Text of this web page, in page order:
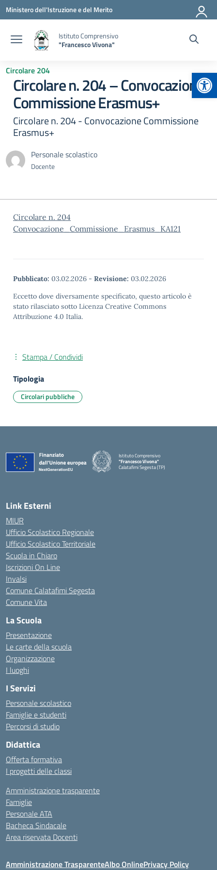
Vai ai contenuti
Vai al menu di navigazione
Vai al footer
Ministero dell'Istruzione e del Merito
Istituto Comprensivo
"Francesco Vivona"
Circolare 204
Circolare n. 204 – Convocazione
Commissione Erasmus+
Circolare n. 204 - Convocazione Commissione
Erasmus+
Personale scolastico
Docente
Circolare n. 204
Convocazione_Commissione_Erasmus_KA121
Pubblicato: 03.02.2026 - Revisione: 03.02.2026
Eccetto dove diversamente specificato, questo articolo è
stato rilasciato sotto Licenza Creative Commons
Attribuzione 4.0 Italia.
Stampa / Condividi
Tipologia
Circolari pubbliche
Istituto Comprensivo
"Francesco Vivona"
Calatafimi Segesta (TP)
— Visita la pagina iniziale della scuola
Link Esterni
MIUR
Ufficio Scolastico Regionale
Ufficio Scolastico Territoriale
Scuola in Chiaro
Iscrizioni On Line
Invalsi
Comune Calatafimi Segesta
Comune Vita
La Scuola
Presentazione
Le carte della scuola
Organizzazione
I luoghi
I Servizi
Personale scolastico
Famiglie e studenti
Percorsi di studio
Didattica
Offerta formativa
I progetti delle classi
Amministrazione trasparente
Famiglie
Personale ATA
Bacheca Sindacale
Area riservata Docenti
Amministrazione TrasparenteAlbo OnlinePrivacy Policy